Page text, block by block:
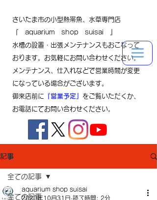
さいたま市の小型熱帯魚、水草専門店
『 aquarium shop suisai 』
水槽の設置・出張メンテナンスもおこなって
おります。お気軽にお問い合わせください。
メンテナンス、仕入れなどで営業時間が変更
になっている場合がございます。
御来店前に 『営業予定』 をご覧いただくか、
お電話にてお問い合わせください。
記事
全ての記事
全ての記事
aquarium shop suisai
2020年10月31日 読了時間: 2分